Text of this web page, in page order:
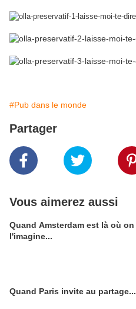
#Pub dans le monde
Partager
Vous aimerez aussi
Quand Amsterdam est là où on
l'imagine...
Quand Paris invite au partage...